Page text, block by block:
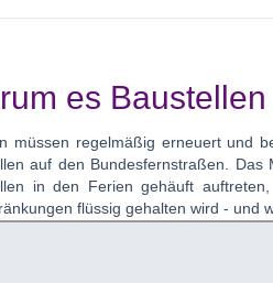
es
müssen regelmäßig erneuert und
auf den Bundesfernstraßen.
in den Ferien gehäuft
flüssig gehalten wird - und